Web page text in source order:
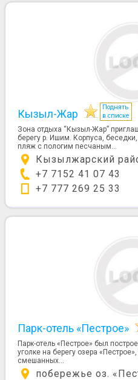
Кызыл-Жар
Поднять
в списке
Зона отдыха “Кызыл-Жар”
берегу р. Ишим. Корпуса,
пляж с пологим песчаным...
Кызылжарский
+7 7152 41 07 43
+7 777 269 25 33
Парк-отель «Пестрое»
Парк-отель «Пестрое» был
уголке на берегу озера
смешанных...
побережье оз.